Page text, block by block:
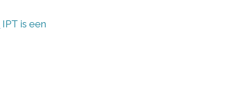
IPT is een